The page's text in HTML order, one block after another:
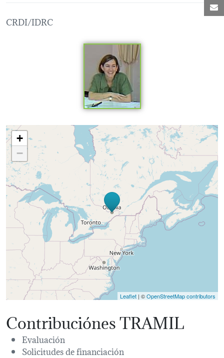
CRDI/IDRC
Loading map...
+
−
Leaflet | ©OpenStreetMap contributors
Contribuciónes TRAMIL
Evaluación
Solicitudes de financiación